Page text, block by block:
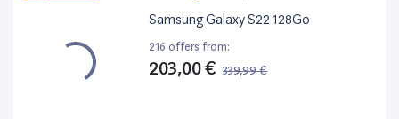
Samsung Galaxy S22 128Go
216 offers from:
203,00 € 339,99 €